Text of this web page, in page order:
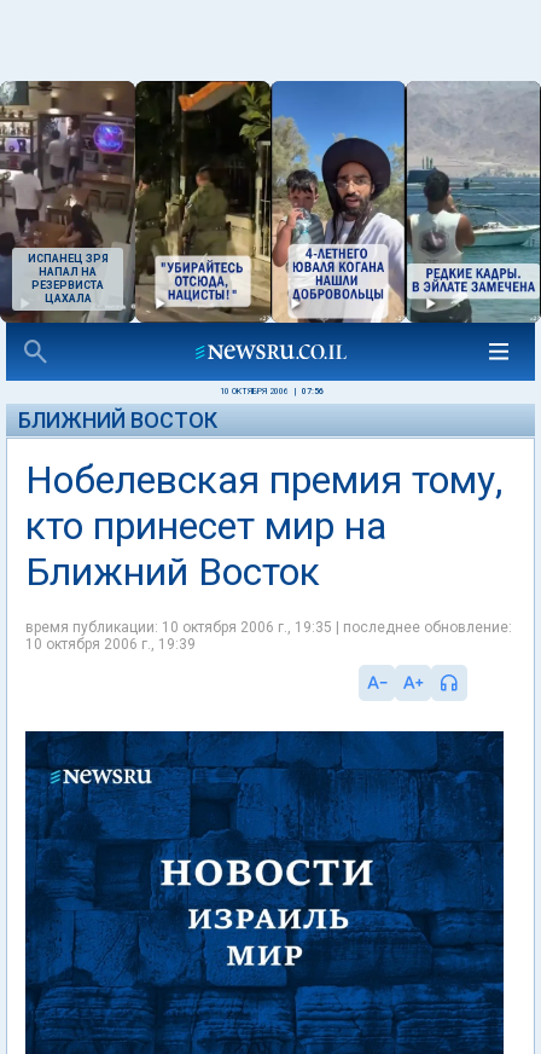
ИСПАНЕЦ ЗРЯ
НАПАЛ НА
РЕЗЕРВИСТА
ЦАХАЛА
10 ОКТЯБРЯ 2006 07:56
БЛИЖНИЙ ВОСТОК
Нобелевская премия тому,
кто принесет мир на
Ближний Восток
время публикации: 10 октября 2006 г., 19:35 | последнее обновление:
10 октября 2006 г., 19:39